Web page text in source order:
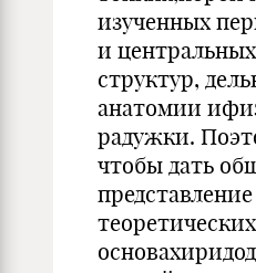
изученных
и
структур,
анатомии
радужки.
чтобы дать
теоретических